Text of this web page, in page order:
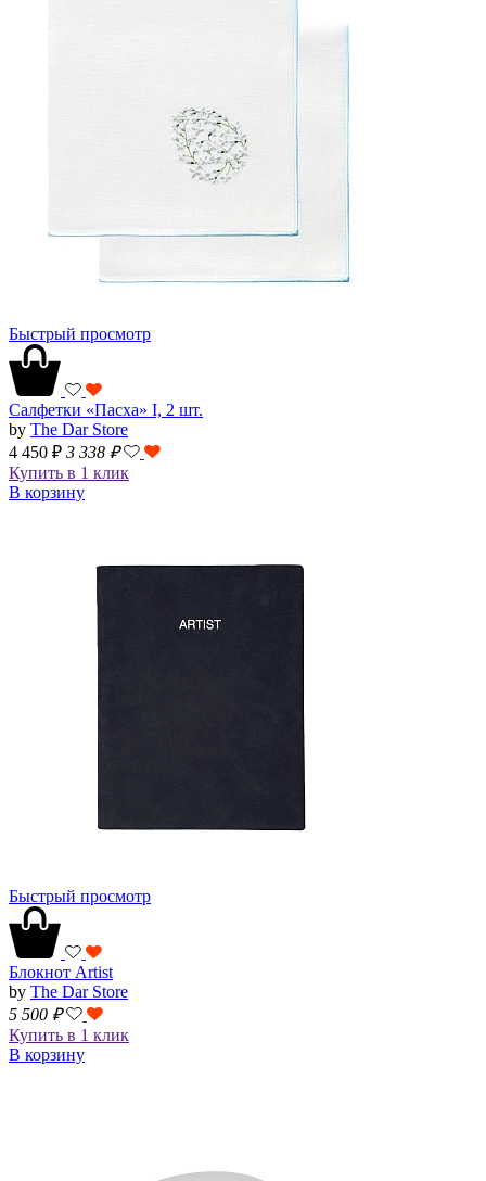
Быстрый просмотр
Салфетки «Пасха» I, 2 шт.
by The Dar Store
4 450 ₽ 3 338 ₽
Купить в 1 клик
В корзину
Быстрый просмотр
Блокнот Artist
by The Dar Store
5 500 ₽
Купить в 1 клик
В корзину